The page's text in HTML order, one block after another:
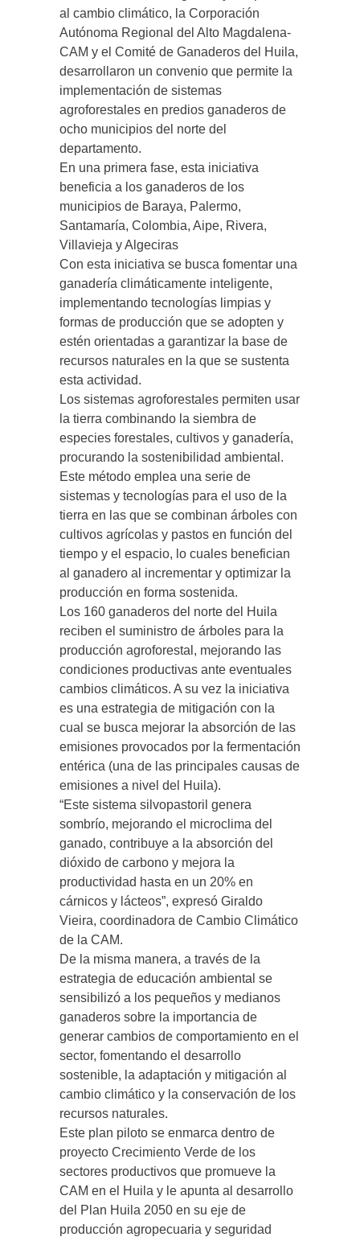
al cambio climático, la Corporación
Autónoma Regional del Alto Magdalena-
CAM y el Comité de Ganaderos del Huila,
desarrollaron un convenio que permite la
implementación de sistemas
agroforestales en predios ganaderos de
ocho municipios del norte del
departamento.
En una primera fase, esta iniciativa
beneficia a los ganaderos de los
municipios de Baraya, Palermo,
Santamaría, Colombia, Aipe, Rivera,
Villavieja y Algeciras
Con esta iniciativa se busca fomentar una
ganadería climáticamente inteligente,
implementando tecnologías limpias y
formas de producción que se adopten y
estén orientadas a garantizar la base de
recursos naturales en la que se sustenta
esta actividad.
Los sistemas agroforestales permiten usar
la tierra combinando la siembra de
especies forestales, cultivos y ganadería,
procurando la sostenibilidad ambiental.
Este método emplea una serie de
sistemas y tecnologías para el uso de la
tierra en las que se combinan árboles con
cultivos agrícolas y pastos en función del
tiempo y el espacio, lo cuales benefician
al ganadero al incrementar y optimizar la
producción en forma sostenida.
Los 160 ganaderos del norte del Huila
reciben el suministro de árboles para la
producción agroforestal, mejorando las
condiciones productivas ante eventuales
cambios climáticos. A su vez la iniciativa
es una estrategia de mitigación con la
cual se busca mejorar la absorción de las
emisiones provocados por la fermentación
entérica (una de las principales causas de
emisiones a nivel del Huila).
“Este sistema silvopastoril genera
sombrío, mejorando el microclima del
ganado, contribuye a la absorción del
dióxido de carbono y mejora la
productividad hasta en un 20% en
cárnicos y lácteos”, expresó Giraldo
Vieira, coordinadora de Cambio Climático
de la CAM.
De la misma manera, a través de la
estrategia de educación ambiental se
sensibilizó a los pequeños y medianos
ganaderos sobre la importancia de
generar cambios de comportamiento en el
sector, fomentando el desarrollo
sostenible, la adaptación y mitigación al
cambio climático y la conservación de los
recursos naturales.
Este plan piloto se enmarca dentro de
proyecto Crecimiento Verde de los
sectores productivos que promueve la
CAM en el Huila y le apunta al desarrollo
del Plan Huila 2050 en su eje de
producción agropecuaria y seguridad